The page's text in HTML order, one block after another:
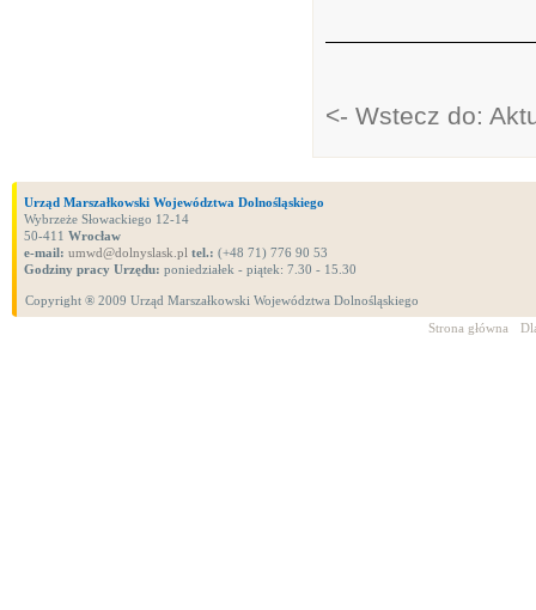
<- Wstecz do:
Urząd Marszałkowski Województwa Dolnośląskiego
Wybrzeże Słowackiego 12-14
50-411 Wrocław
e-mail: umwd@dolnyslask.pl tel.: (+48 71) 776 90 53
Godziny pracy Urzędu: poniedziałek - piątek: 7.30 - 15.30
Copyright ® 2009 Urząd Marszałkowski Województwa Dolnośląskiego
Strona główna